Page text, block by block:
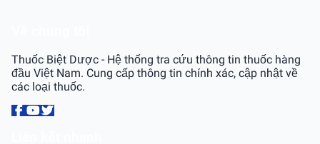
Thuốc Biệt Dược - Hệ thống tra cứu thông tin thuốc hàng
đầu Việt Nam. Cung cấp thông tin chính xác, cập nhật về
các loại thuốc.